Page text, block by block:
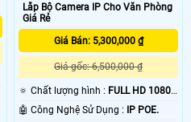
Lắp Bộ Camera IP Cho Văn Phòng
Giá Rẻ
Giá Bán: 5,300,000 ₫
Giá gốc: 6,500,000 ₫
🔅 Chất lượng hình : FULL HD 1080P
.
🤖️ Công Nghệ Sử Dụng : IP POE.